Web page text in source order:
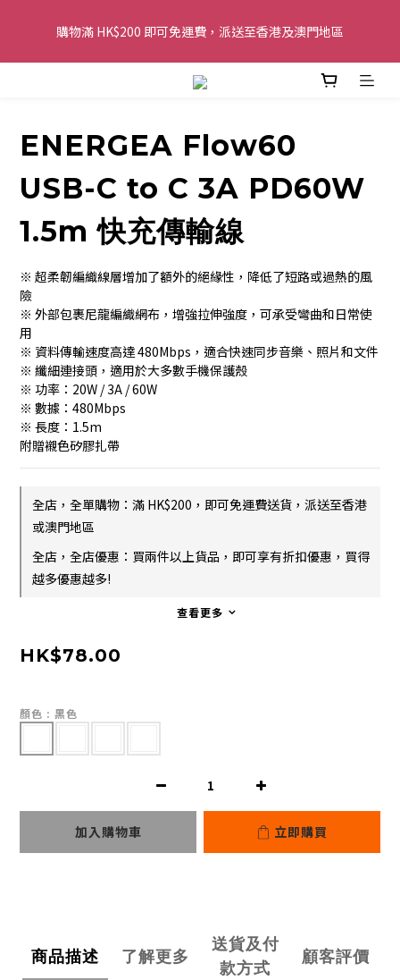
購物滿 HK$200 即可免運費，派送至香港及澳門地區
購物滿 HK$200 即可免運費，派送至香港及澳門地區
全單金額：每滿 HK$250，以轉數快或八達通方式付款，額外再減
歡迎 WhatsApp 6123 6918 查詢或電郵到
購物滿 HK$200 即可免運費，派送至香港及澳門地區
ENERGEA Flow60
USB-C to C 3A PD60W
1.5m 快充傳輸線
※ 超柔韌編織線層增加了額外的絕緣性，降低了短路或過熱的風
險
※ 外部包裹尼龍編織網布，增強拉伸強度，可承受彎曲和日常使
用
※ 資料傳輸速度高達 480Mbps，適合快速同步音樂、照片和文件
※ 纖細連接頭，適用於大多數手機保護殼
※ 功率：20W / 3A / 60W
※ 數據：480Mbps
※ 長度：1.5m
附贈襯色矽膠扎帶
全店，全單購物：滿 HK$200，即可免運費送貨，派送至香港
或澳門地區
全店，全店優惠：買兩件以上貨品，即可享有折扣優惠，買得
越多優惠越多!
查看更多
HK$78.00
顏色 : 黑色
加入購物車 立即購買
商品描述 了解更多
送貨及付
款方式
顧客評價